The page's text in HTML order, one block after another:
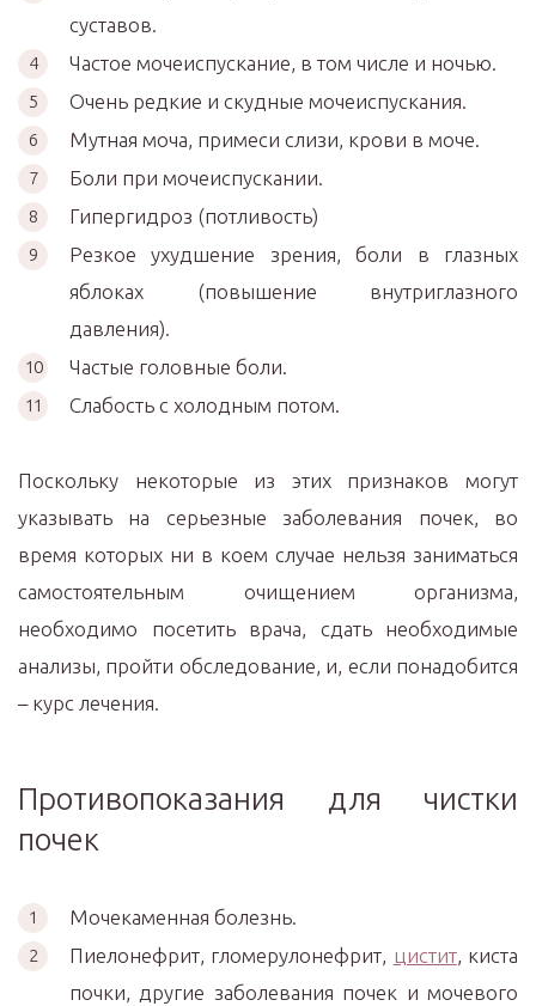
суставов.
Частое мочеиспускание, в том числе и ночью.
Очень редкие и скудные мочеиспускания.
Мутная моча, примеси слизи, крови в моче.
Боли при мочеиспускании.
Гипергидроз (потливость)
Резкое ухудшение зрения, боли в глазных
яблоках (повышение внутриглазного
давления).
Частые головные боли.
Слабость с холодным потом.
Поскольку некоторые из этих признаков могут
указывать на серьезные заболевания почек, во
время которых ни в коем случае нельзя заниматься
самостоятельным очищением организма,
необходимо посетить врача, сдать необходимые
анализы, пройти обследование, и, если понадобится
– курс лечения.
Противопоказания для чистки
почек
Мочекаменная болезнь.
Пиелонефрит, гломерулонефрит, цистит, киста
почки, другие заболевания почек и мочевого